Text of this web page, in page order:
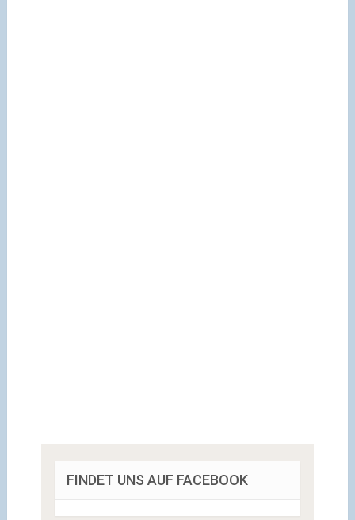
FINDET UNS AUF FACEBOOK